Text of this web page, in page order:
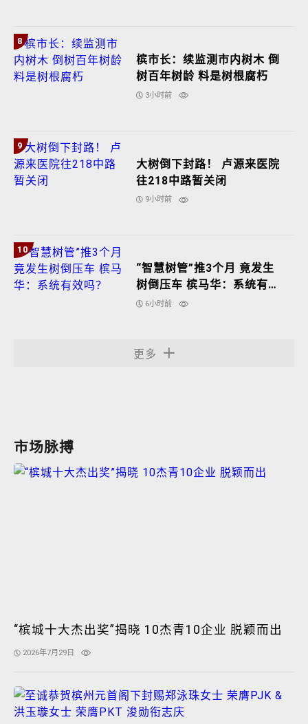
8
槟市长：续监测市内树木 倒
树百年树龄 料是树根腐朽
3小时前
9
大树倒下封路！ 卢源来医院
往218中路暂关闭
9小时前
10
“智慧树管”推3个月 竟发生
树倒压车 槟马华：系统有效
吗？
6小时前
更多
市场脉搏
“槟城十大杰出奖”揭晓 10杰青10企业 脱颖而出
2026年7月29日